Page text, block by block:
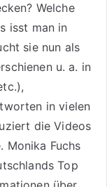
Welche
isst man in
sie nun als
u. a. in
in vielen
die Videos
. Monika Fuchs
Top